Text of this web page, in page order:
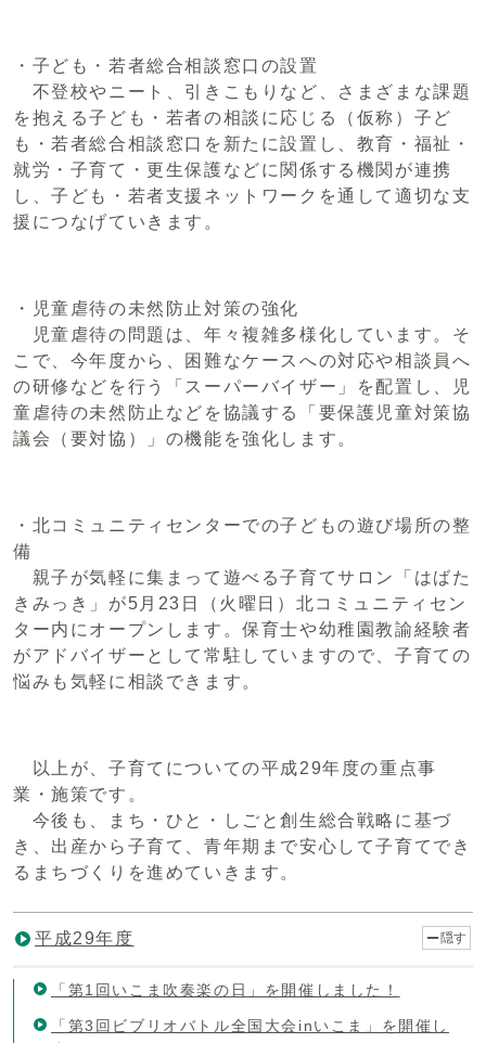
・子ども・若者総合相談窓口の設置
不登校やニート、引きこもりなど、さまざまな課題
を抱える子ども・若者の相談に応じる（仮称）子ど
も・若者総合相談窓口を新たに設置し、教育・福祉・
就労・子育て・更生保護などに関係する機関が連携
し、子ども・若者支援ネットワークを通して適切な支
援につなげていきます。
・児童虐待の未然防止対策の強化
児童虐待の問題は、年々複雑多様化しています。そ
こで、今年度から、困難なケースへの対応や相談員へ
の研修などを行う「スーパーバイザー」を配置し、児
童虐待の未然防止などを協議する「要保護児童対策協
議会（要対協）」の機能を強化します。
・北コミュニティセンターでの子どもの遊び場所の整
備
親子が気軽に集まって遊べる子育てサロン「はばた
きみっき」が5月23日（火曜日）北コミュニティセン
ター内にオープンします。保育士や幼稚園教諭経験者
がアドバイザーとして常駐していますので、子育ての
悩みも気軽に相談できます。
以上が、子育てについての平成29年度の重点事
業・施策です。
今後も、まち・ひと・しごと創生総合戦略に基づ
き、出産から子育て、青年期まで安心して子育てでき
るまちづくりを進めていきます。
平成29年度 隠す
「第1回いこま吹奏楽の日」を開催しました！
「第3回ビブリオバトル全国大会inいこま」を開催し